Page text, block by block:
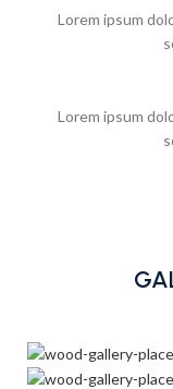
Lorem ipsum
Lorem ipsum